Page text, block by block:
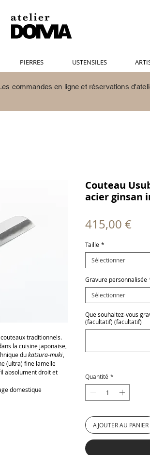
PIERRES USTENSILES
commandes en ligne et réservations
traditionnels.
la cuisine japonaise,
dukatsura-muki,
(ultra) fine lamelle
absolument droit et
domestique
Couteau
acier ginsan
415,00 €Prix
Taille *
Sélectionner
Gravure personnalisée
Sélectionner
Que souhaitez-vous
(facultatif) (facultatif)
Quantité *
AJOUTER AU PANIER